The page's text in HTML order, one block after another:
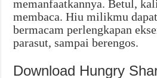
memanfaatkannya. Betul,
membaca. Hiu milikmu
bermacam perlengkapan
parasut, sampai berengos.
Download Hungry